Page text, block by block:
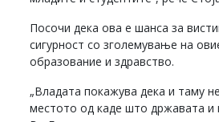
Посочи дека ова е шанса за
сигурност со зголемување на
образование и здравство.
„Владата покажува дека и таму
местото од каде што државата и